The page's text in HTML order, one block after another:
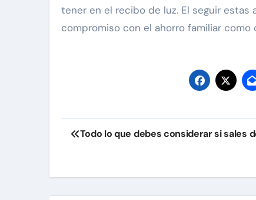
tener en el recibo de luz. El seguir
compromiso con el ahorro familiar
Navegación
entradas
Todo lo que debes considerar si sales